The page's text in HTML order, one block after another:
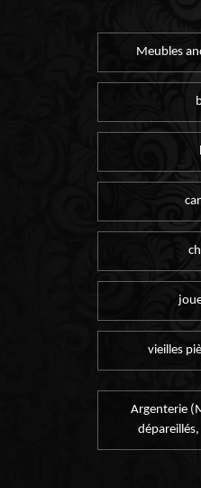
Meubles
vieilles
Argenterie